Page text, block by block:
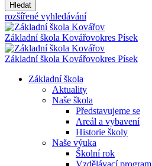
Hledat
rozšířené vyhledávání
Základní škola Kovářovokres Písek
Základní škola Kovářovokres Písek
Základní škola
Aktuality
Naše škola
Představujeme se
Areál a vybavení
Historie školy
Naše výuka
Školní rok
Vzdělávací program